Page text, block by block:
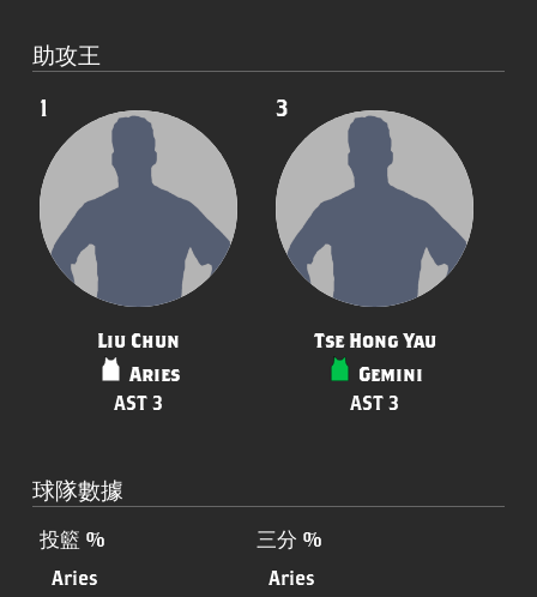
助攻王
1
Liu Chun
Aries
AST 3
3
Tse Hong Yau
Gemini
AST 3
球隊數據
投籃 %
Aries
三分 %
Aries